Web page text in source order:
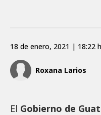
Roxana Larios
18 de enero, 2021 | 18:22
El Gobierno de